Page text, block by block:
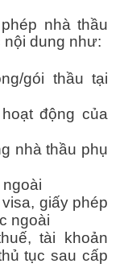
nhà thầu
dung như:
gói thầu tại
động của
nhà thầu phụ
giấy phép
ngoài
tài khoản
tục sau cấp